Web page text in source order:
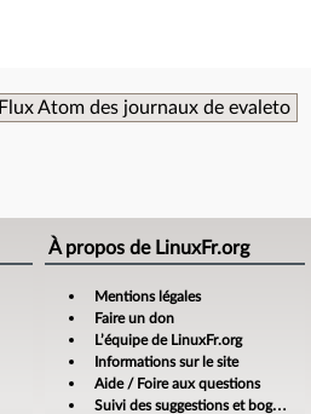
Flux Atom des journaux de evaleto
À propos de LinuxFr.org
Mentions légales
Faire un don
L’équipe de LinuxFr.org
Informations sur le site
Aide / Foire aux questions
Suivi des suggestions et bogues